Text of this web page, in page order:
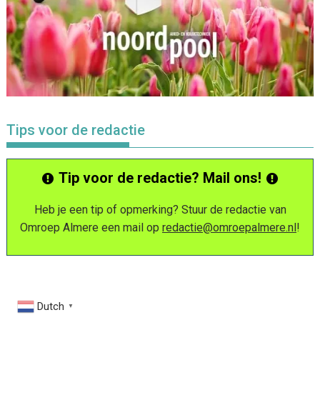
Tips voor de redactie
Tip voor de redactie? Mail ons!
Heb je een tip of opmerking? Stuur de redactie van
Omroep Almere een mail op redactie@omroepalmere.nl!
Dutch ▼